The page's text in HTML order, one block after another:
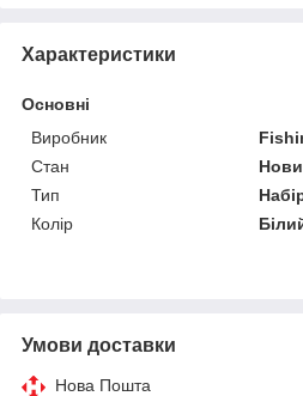
Характеристики
Основні
Виробник
Стан
Тип
Колір
Умови доставки
Нова Пошта